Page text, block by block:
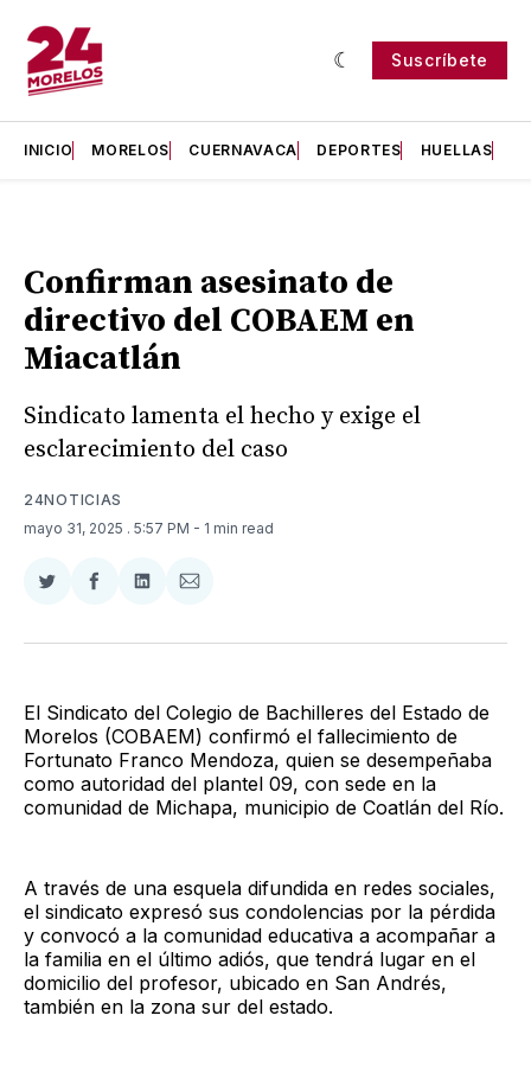
Suscríbete
INICIO MORELOS CUERNAVACA DEPORTES HUELLAS
Confirman asesinato de
directivo del COBAEM en
Miacatlán
Sindicato lamenta el hecho y exige el
esclarecimiento del caso
24NOTICIAS
mayo 31, 2025 . 5:57 PM - 1 min read
Compartir
Twitter
Compartir
Facebook
Compartir
LinkedIn
Compartir
Email
El Sindicato del Colegio de Bachilleres del Estado de
Morelos (COBAEM) confirmó el fallecimiento de
Fortunato Franco Mendoza, quien se desempeñaba
como autoridad del plantel 09, con sede en la
comunidad de Michapa, municipio de Coatlán del Río.
A través de una esquela difundida en redes sociales,
el sindicato expresó sus condolencias por la pérdida
y convocó a la comunidad educativa a acompañar a
la familia en el último adiós, que tendrá lugar en el
domicilio del profesor, ubicado en San Andrés,
también en la zona sur del estado.